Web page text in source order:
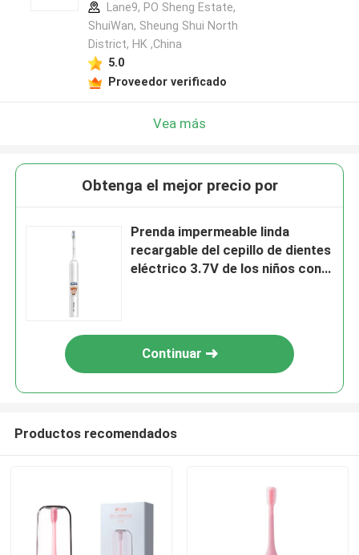
Lane9, PO Sheng Estate,
ShuiWan, Sheung Shui North
District, HK ,China
5.0
Proveedor verificado
Vea más
Obtenga el mejor precio por
Prenda impermeable linda
recargable del cepillo de dientes
eléctrico 3.7V de los niños con 4
Continuar
Productos recomendados